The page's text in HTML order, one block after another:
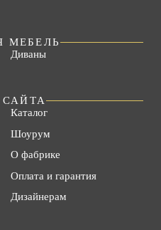
МЕБЕЛЬ
Диваны
Каталог
Шоурум
О фабрике
Оплата и гарантия
Дизайнерам